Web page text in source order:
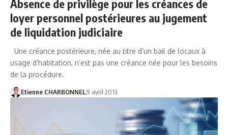
Absence de privilège pour les créances de
loyer personnel postérieures au jugement
de liquidation judiciaire
Une créance postérieure, née au titre d’un bail de locaux à
usage d’habitation, n’est pas une créance née pour les besoins
de la procédure.
Etienne CHARBONNEL9 avril 2013